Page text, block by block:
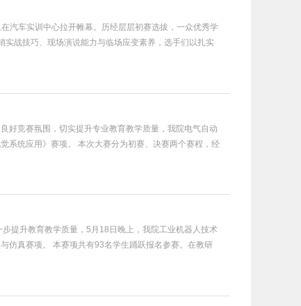
汽车实训中心拉开帷幕。历经层层初赛选拔，一众优秀学
战技巧、现场演说能力与临场应变素养，选手们以扎实
好竞赛氛围，切实提升专业教育教学质量，我院电气自动
系统应用》赛项。 本次大赛分为初赛、决赛两个赛程，经
提升教育教学质量，5月18日晚上，我院工业机器人技术
仿真赛项。 本赛项共有93名学生踊跃报名参赛。在教研